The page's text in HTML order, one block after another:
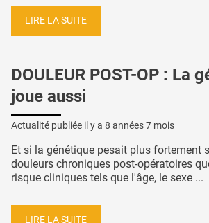
LIRE LA SUITE
DOULEUR POST-OP : La
joue aussi
Actualité publiée il y a 8 années 7 mois
Et si la génétique pesait plus fortement
douleurs chroniques post-opératoires
risque cliniques tels que l'âge, le sexe ...
LIRE LA SUITE